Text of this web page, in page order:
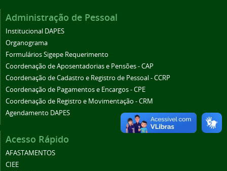
Administração de Pessoal
Institucional DAPES
Organograma
Formulários Sigepe Requerimento
Coordenação de Aposentadorias e Pensões - CAP
Coordenação de Cadastro e Registro de Pessoal - CCRP
Coordenação de Pagamentos e Encargos - CPE
Coordenação de Registro e Movimentação - CRM
Agendamento DAPES
Acesso Rápido
AFASTAMENTOS
CIEE